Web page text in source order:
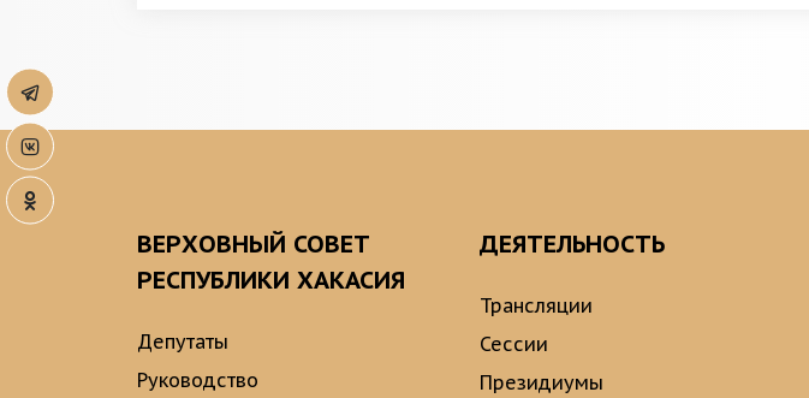
ВЕРХОВНЫЙ СОВЕТ
РЕСПУБЛИКИ ХАКАСИЯ
Депутаты
Руководство
ДЕЯТЕЛЬНОСТЬ
Трансляции
Сессии
Президиумы